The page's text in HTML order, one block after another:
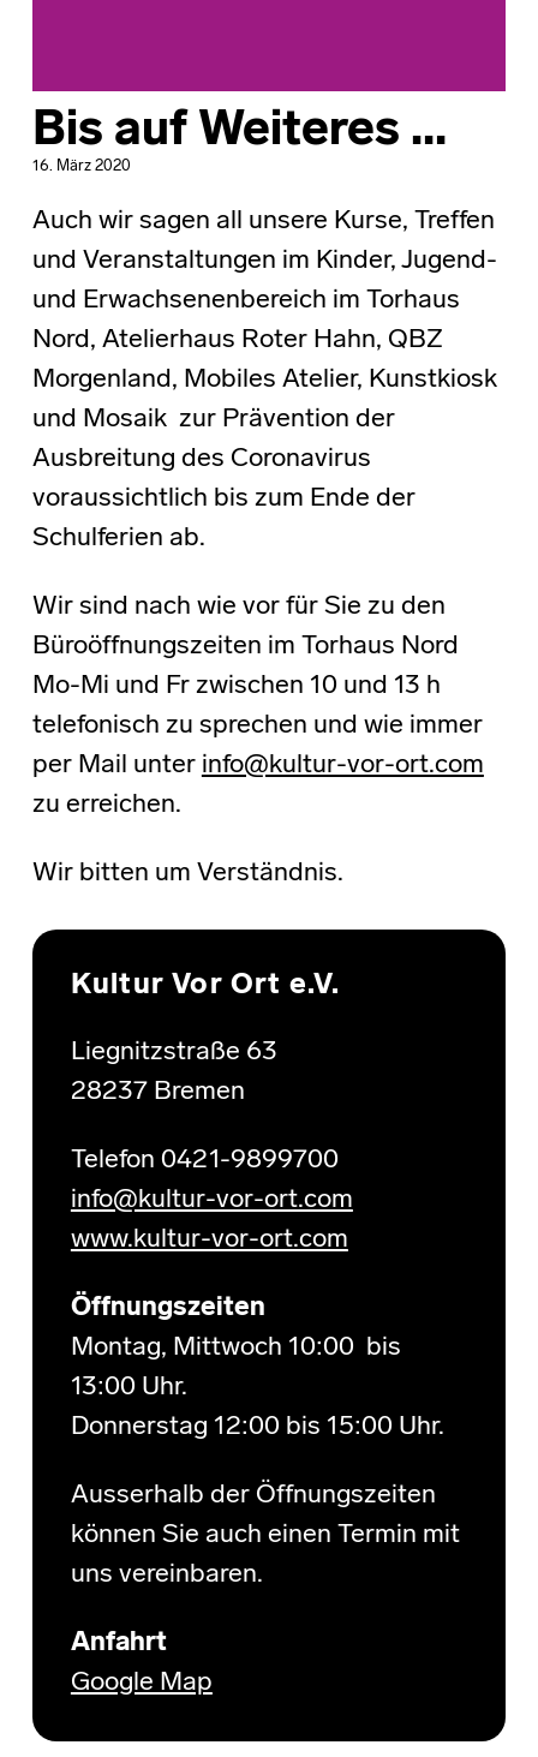
Bis auf Weiteres …
16. März 2020
Auch wir sagen all unsere Kurse, Treffen
und Veranstaltungen im Kinder, Jugend-
und Erwachsenenbereich im Torhaus
Nord, Atelierhaus Roter Hahn, QBZ
Morgenland, Mobiles Atelier, Kunstkiosk
und Mosaik zur Prävention der
Ausbreitung des Coronavirus
voraussichtlich bis zum Ende der
Schulferien ab.
Wir sind nach wie vor für Sie zu den
Büroöffnungszeiten im Torhaus Nord
Mo-Mi und Fr zwischen 10 und 13 h
telefonisch zu sprechen und wie immer
per Mail unter info@kultur-vor-ort.com
zu erreichen.
Wir bitten um Verständnis.
Skip back to main navigation
Kultur Vor Ort e.V.
Liegnitzstraße 63
28237 Bremen
Telefon 0421-9899700
info@kultur-vor-ort.com
www.kultur-vor-ort.com
Öffnungszeiten
Montag, Mittwoch 10:00 bis
13:00 Uhr.
Donnerstag 12:00 bis 15:00 Uhr.
Ausserhalb der Öffnungszeiten
können Sie auch einen Termin mit
uns vereinbaren.
Anfahrt
Google Map